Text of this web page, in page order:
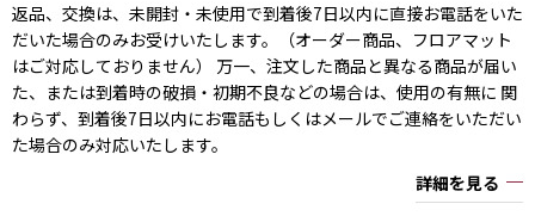
返品、交換は、未開封・未使用で到着後7日以内に直接お電話をいた
だいた場合のみお受けいたします。（オーダー商品、フロアマット
はご対応しておりません） 万一、注文した商品と異なる商品が届い
た、または到着時の破損・初期不良などの場合は、使用の有無に 関
わらず、到着後7日以内にお電話もしくはメールでご連絡をいただい
た場合のみ対応いたします。
詳細を見る